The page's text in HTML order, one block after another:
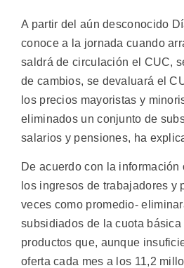
A partir del aún desconocido
conoce a la jornada cuando
saldrá de circulación el CUC,
de cambios, se devaluará el
los precios mayoristas y
eliminados un conjunto de
salarios y pensiones, ha
De acuerdo con la
los ingresos de trabajadores y
veces como promedio-
subsidiados de la cuota
productos que, aunque
oferta cada mes a los 11,2